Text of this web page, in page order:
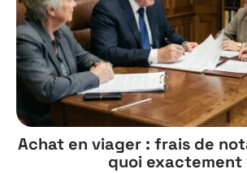
Achat en viager : frais de
quoi exactement